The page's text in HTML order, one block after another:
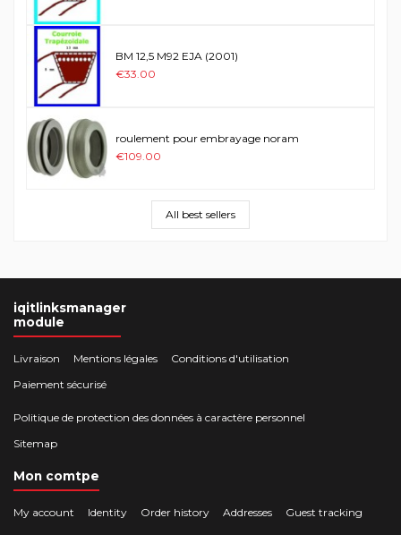
BM 12,5 M92 EJA (2001)
€33.00
roulement pour embrayage noram
€109.00
All best sellers
iqitlinksmanager
module
Livraison Mentions légales
Conditions d'utilisation
Paiement sécurisé
Politique de protection des données à caractère personnel
Sitemap
Mon comtpe
My account Identity Order history Addresses Guest tracking